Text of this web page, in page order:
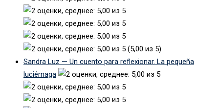
(5,00 из 5)
Sandra Luz — Un cuento para reflexionar. La pequeña
luciérnaga